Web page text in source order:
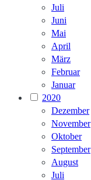
Juli
Juni
Mai
April
März
Februar
Januar
2020
Dezember
November
Oktober
September
August
Juli